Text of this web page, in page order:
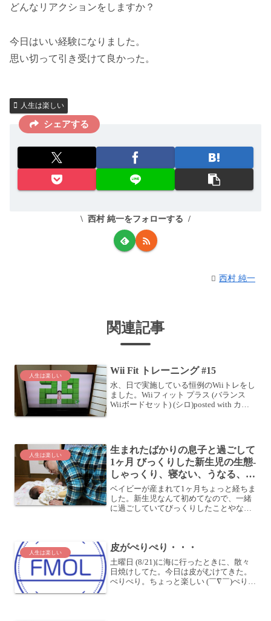
どんなリアクションをしますか？
今日はいい経験になりました。
思い切って引き受けて良かった。
人生は楽しい
シェアする
西村 純一をフォローする
西村 純一
関連記事
人生は楽しい Wii Fit トレーニング #15
水、日で実施している恒例のWiiトレをし
ました。Wiiフィット プラス (バランス
Wiiボードセット) (シロ)posted with カエ
人生は楽しい
生まれたばかりの息子と過ごして
1ヶ月 びっくりした新生児の生態-
しゃっくり、寝ない、うなる、な
ど
ベイビーが産まれて1ヶ月ちょっと経ちま
した。新生児なんて初めてなので、一緒
に過ごしていてびっくりしたことやなん
て、結構しゃっくりをする...
人生は楽しい 皮がぺりぺり・・・
土曜日 (8/21)に海に行ったときに、散々
日焼けしてた。今日は皮がむけてきた。
ぺりぺり。ちょっと楽しい (￣∇￣)ぺりぺ